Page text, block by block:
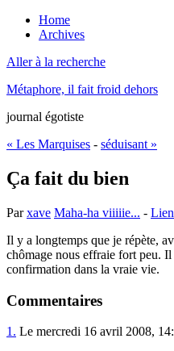
Home
Archives
Aller à la recherche
Métaphore, il fait froid dehors
journal égotiste
« Les Marquises - séduisant »
Ça fait du bien
Parxave Maha-ha viiiiie... -
Il y a longtemps que je répète,
chômage nous effraie fort peu.
confirmation dans la vraie vie.
Commentaires
1. Le mercredi 16 avril 2008,